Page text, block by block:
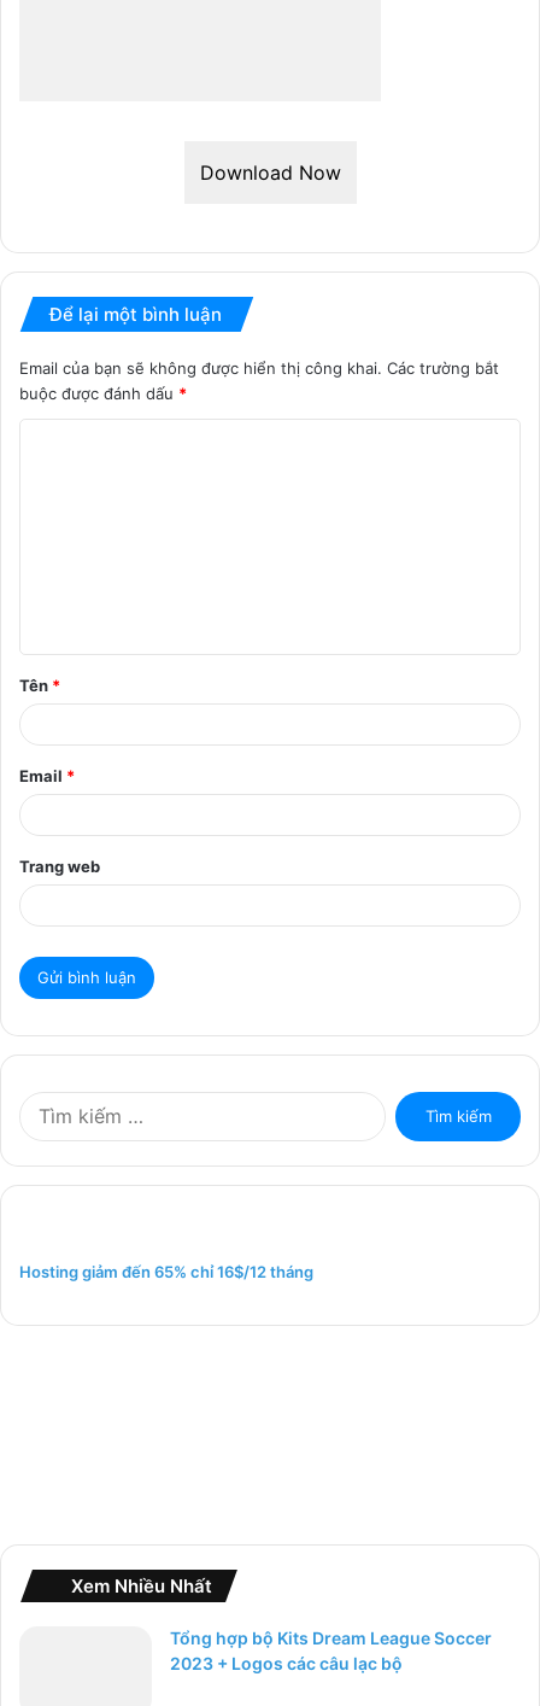
Download Now
Để lại một bình luận
Email của bạn sẽ không được hiển thị công khai. Các trường bắt
buộc được đánh dấu *
ậ
n
*
Tên *
Email *
Trang web
k
o
Hosting giảm đến 65% chỉ 16$/12 tháng
Xem Nhiều Nhất
Tổng hợp bộ Kits Dream League Soccer
2023 + Logos các câu lạc bộ